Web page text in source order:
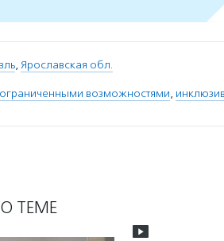
, Ярославская обл.
ограниченными возможностями,
ТЕМЕ